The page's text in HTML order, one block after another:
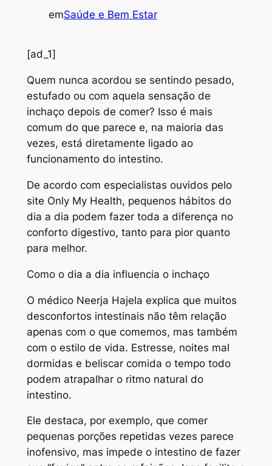
emSaúde e Bem Estar
[ad_1]
Quem nunca acordou se sentindo pesado,
estufado ou com aquela sensação de
inchaço depois de comer? Isso é mais
comum do que parece e, na maioria das
vezes, está diretamente ligado ao
funcionamento do intestino.
De acordo com especialistas ouvidos pelo
site Only My Health, pequenos hábitos do
dia a dia podem fazer toda a diferença no
conforto digestivo, tanto para pior quanto
para melhor.
Como o dia a dia influencia o inchaço
O médico Neerja Hajela explica que muitos
desconfortos intestinais não têm relação
apenas com o que comemos, mas também
com o estilo de vida. Estresse, noites mal
dormidas e beliscar comida o tempo todo
podem atrapalhar o ritmo natural do
intestino.
Ele destaca, por exemplo, que comer
pequenas porções repetidas vezes parece
inofensivo, mas impede o intestino de fazer